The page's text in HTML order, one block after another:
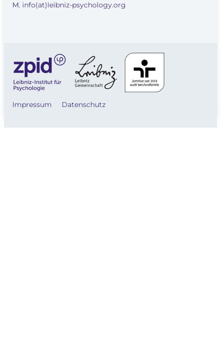
M. info(at)leibniz-psychology.org
Impressum Datenschutz